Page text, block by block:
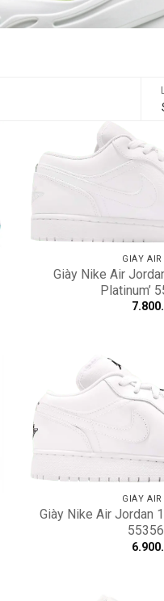
GIÀY
Giày Nike Air
Platinum’
GIÀY
Giày Nike Air Jordan